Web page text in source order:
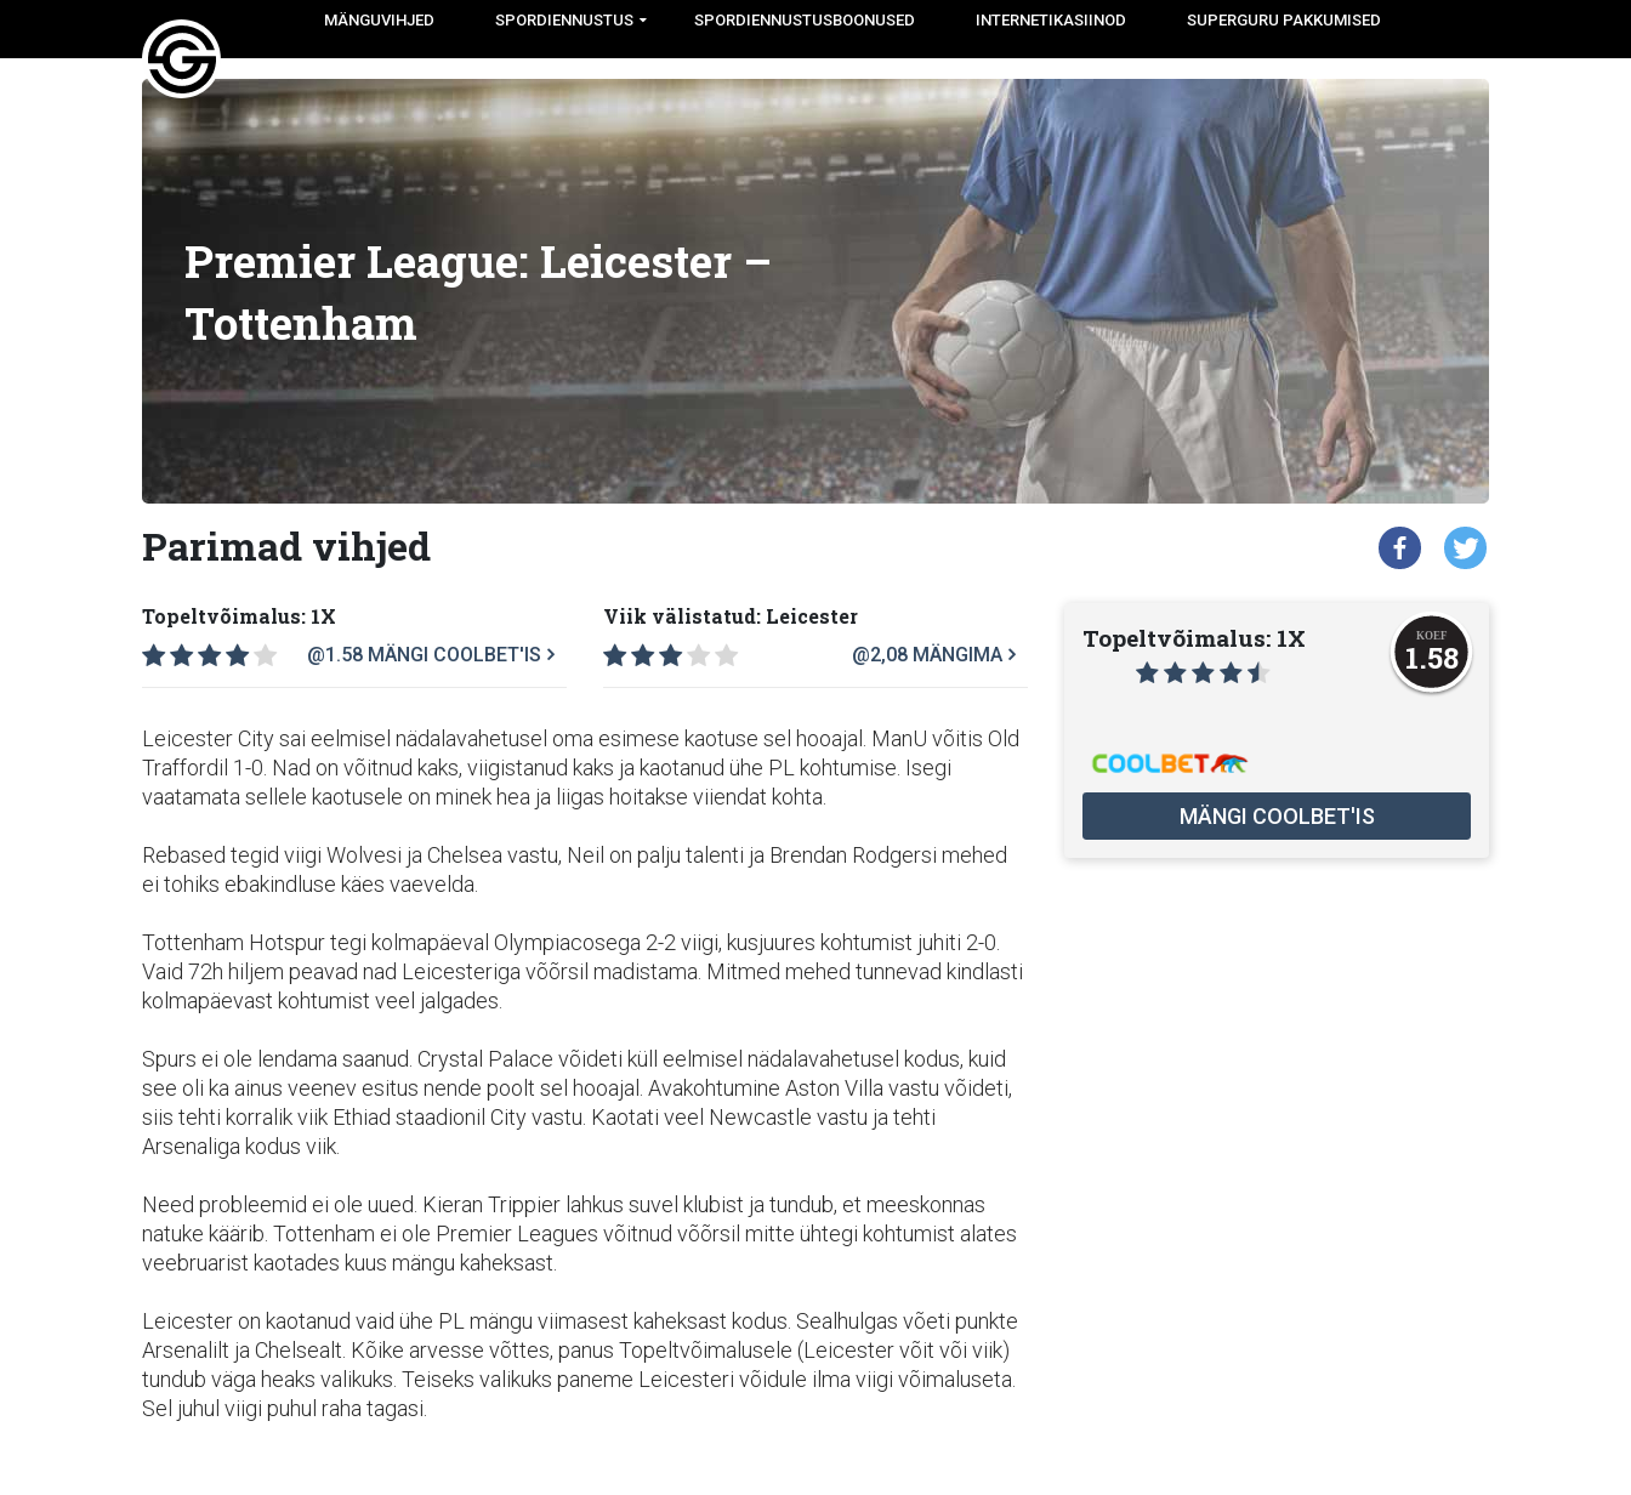
MÄNGUVIHJED SPORDIENNUSTUS SPORDIENNUSTUSBOONUSED INTERNETIKASIINOD SUPERGURU PAKKUMISED
Premier League: Leicester –
Tottenham
Parimad vihjed
Topeltvõimalus: 1X
@1.58 MÄNGI COOLBET'IS
Viik välistatud: Leicester
@2,08 MÄNGIMA
Leicester City sai eelmisel nädalavahetusel oma esimese kaotuse sel hooajal. ManU võitis Old
Traffordil 1-0. Nad on võitnud kaks, viigistanud kaks ja kaotanud ühe PL kohtumise. Isegi
vaatamata sellele kaotusele on minek hea ja liigas hoitakse viiendat kohta.
Rebased tegid viigi Wolvesi ja Chelsea vastu, Neil on palju talenti ja Brendan Rodgersi mehed
ei tohiks ebakindluse käes vaevelda.
Tottenham Hotspur tegi kolmapäeval Olympiacosega 2-2 viigi, kusjuures kohtumist juhiti 2-0.
Vaid 72h hiljem peavad nad Leicesteriga võõrsil madistama. Mitmed mehed tunnevad kindlasti
kolmapäevast kohtumist veel jalgades.
Spurs ei ole lendama saanud. Crystal Palace võideti küll eelmisel nädalavahetusel kodus, kuid
see oli ka ainus veenev esitus nende poolt sel hooajal. Avakohtumine Aston Villa vastu võideti,
siis tehti korralik viik Ethiad staadionil City vastu. Kaotati veel Newcastle vastu ja tehti
Arsenaliga kodus viik.
Need probleemid ei ole uued. Kieran Trippier lahkus suvel klubist ja tundub, et meeskonnas
natuke käärib. Tottenham ei ole Premier Leagues võitnud võõrsil mitte ühtegi kohtumist alates
veebruarist kaotades kuus mängu kaheksast.
Leicester on kaotanud vaid ühe PL mängu viimasest kaheksast kodus. Sealhulgas võeti punkte
Arsenalilt ja Chelsealt. Kõike arvesse võttes, panus Topeltvõimalusele (Leicester võit või viik)
tundub väga heaks valikuks. Teiseks valikuks paneme Leicesteri võidule ilma viigi võimaluseta.
Sel juhul viigi puhul raha tagasi.
Topeltvõimalus: 1X
1.58
MÄNGI COOLBET'IS